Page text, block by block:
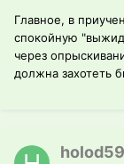
Главное, в
спокойную
через
должна захотеть
holod59